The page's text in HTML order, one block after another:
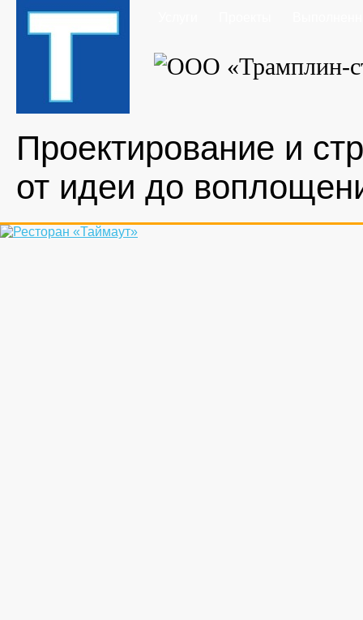
Проектирование и
от идеи до